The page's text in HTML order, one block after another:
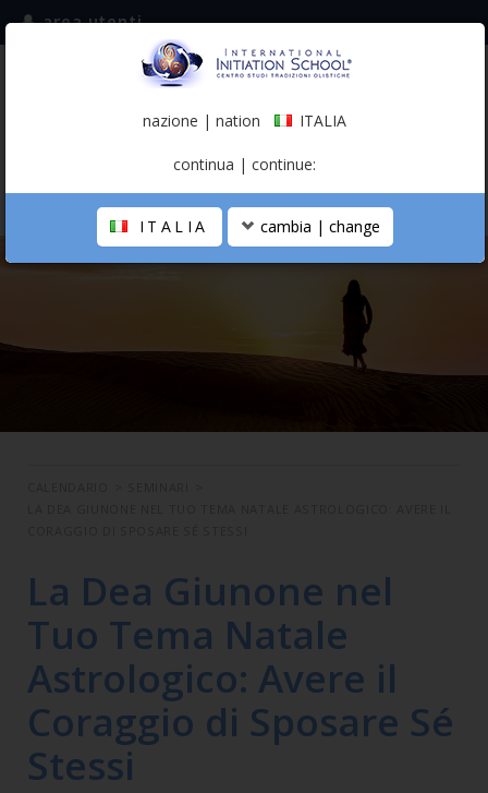
iscriviti alla mailing list
(italiano)
area utenti
LA SCUOLA
La Dea Giunone nel
Tuo Tema Natale
Astrologico: Avere il
Coraggio di Sposare Sé
Stessi
nazione | nation ITALIA
continua | continue:
ITALIA cambia | change